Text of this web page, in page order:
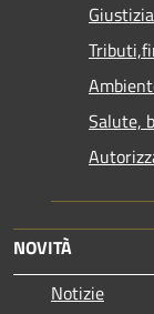
Salute,
NOVITÀ
Notizie